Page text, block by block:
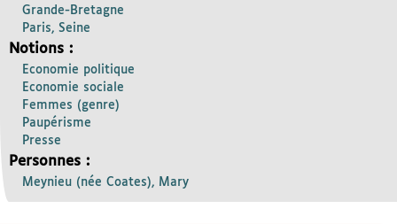
Grande-Bretagne
Paris, Seine
Notions :
Economie politique
Economie sociale
Femmes (genre)
Paupérisme
Presse
Personnes :
Meynieu (née Coates), Mary